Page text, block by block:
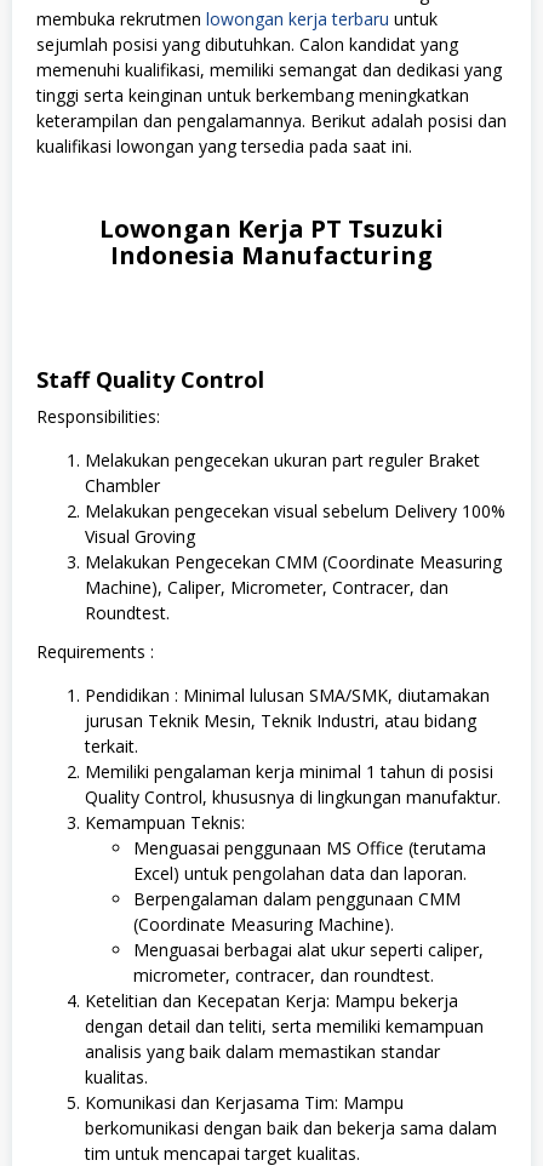
membuka rekrutmen lowongan kerja terbaru untuk
sejumlah posisi yang dibutuhkan. Calon kandidat yang
memenuhi kualifikasi, memiliki semangat dan dedikasi yang
tinggi serta keinginan untuk berkembang meningkatkan
keterampilan dan pengalamannya. Berikut adalah posisi dan
kualifikasi lowongan yang tersedia pada saat ini.
Lowongan Kerja PT Tsuzuki
Indonesia Manufacturing
Staff Quality Control
Responsibilities:
Melakukan pengecekan ukuran part reguler Braket
Chambler
Melakukan pengecekan visual sebelum Delivery 100%
Visual Groving
Melakukan Pengecekan CMM (Coordinate Measuring
Machine), Caliper, Micrometer, Contracer, dan
Roundtest.
Requirements :
Pendidikan : Minimal lulusan SMA/SMK, diutamakan
jurusan Teknik Mesin, Teknik Industri, atau bidang
terkait.
Memiliki pengalaman kerja minimal 1 tahun di posisi
Quality Control, khususnya di lingkungan manufaktur.
Kemampuan Teknis:
Menguasai penggunaan MS Office (terutama
Excel) untuk pengolahan data dan laporan.
Berpengalaman dalam penggunaan CMM
(Coordinate Measuring Machine).
Menguasai berbagai alat ukur seperti caliper,
micrometer, contracer, dan roundtest.
Ketelitian dan Kecepatan Kerja: Mampu bekerja
dengan detail dan teliti, serta memiliki kemampuan
analisis yang baik dalam memastikan standar
kualitas.
Komunikasi dan Kerjasama Tim: Mampu
berkomunikasi dengan baik dan bekerja sama dalam
tim untuk mencapai target kualitas.